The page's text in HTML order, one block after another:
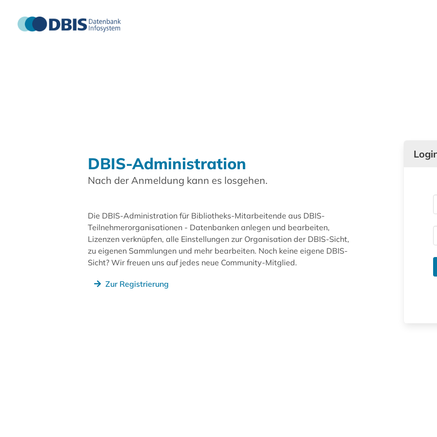
DBIS-Administration
Nach der Anmeldung kann es losgehen.
Die DBIS-Administration für Bibliotheks-Mitarbeitende aus DBIS-
Teilnehmerorganisationen - Datenbanken anlegen und bearbeiten,
Lizenzen verknüpfen, alle Einstellungen zur Organisation der DBIS-Sicht,
zu eigenen Sammlungen und mehr bearbeiten. Noch keine eigene DBIS-
Sicht? Wir freuen uns auf jedes neue Community-Mitglied.
Zur Registrierung